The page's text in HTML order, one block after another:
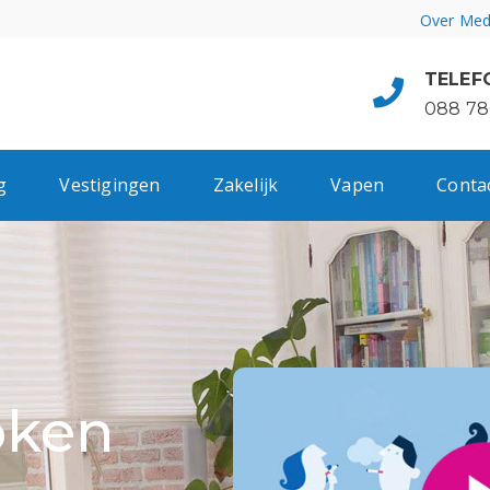
Over
088
Vestigingen Zakelijk Vapen